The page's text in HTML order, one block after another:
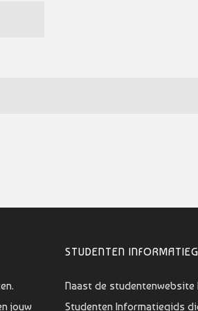
jouw
STUDENTEN
Naast de studentenwebsite
Studenten Informatiegids